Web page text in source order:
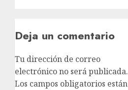
Deja un comentario
Tu dirección de correo
electrónico no será publicada.
Los campos obligatorios están